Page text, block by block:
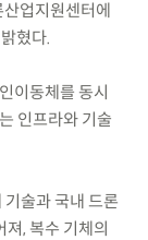
업지원센터에
혔다.
이동체를 동시
인프라와 기술
술과 국내 드론
, 복수 기체의